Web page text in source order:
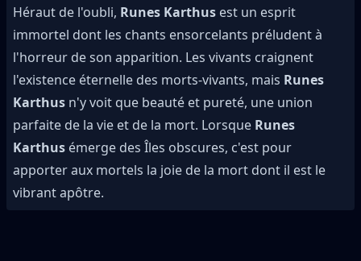
Héraut de l'oubli, Runes Karthus est un esprit
immortel dont les chants ensorcelants préludent à
l'horreur de son apparition. Les vivants craignent
l'existence éternelle des morts-vivants, mais Runes
Karthus n'y voit que beauté et pureté, une union
parfaite de la vie et de la mort. Lorsque Runes
Karthus émerge des Îles obscures, c'est pour
apporter aux mortels la joie de la mort dont il est le
vibrant apôtre.